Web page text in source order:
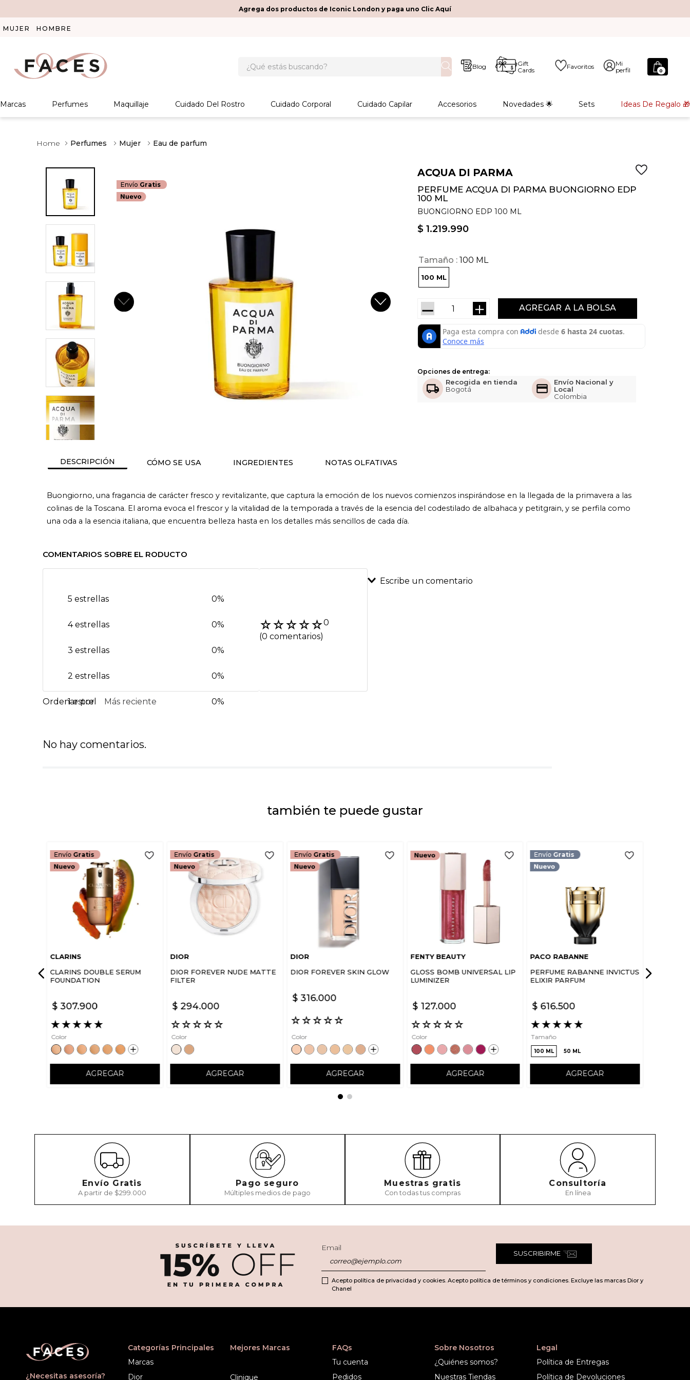
Agrega dos productos de Iconic London y paga uno Clic Aquí
MUJER HOMBRE
Blog
Gift
Cards
Favoritos
Mi
perfil
0
Marcas Perfumes Maquillaje Cuidado Del Rostro Cuidado Corporal Cuidado Capilar Accesorios Novedades 🌟 Sets Ideas De Regalo 🎁
Perfumes Mujer Eau de parfum
Envío Gratis
ACQUA DI PARMA
PERFUME ACQUA DI PARMA BUONGIORNO EDP
100 ML
BUONGIORNO EDP 100 ML
$ 1.219.990
Tamaño 100 ML
100 ML
AGREGAR
＋
－
Opciones de entrega:
Recogida en tienda
Bogotá
Envío Nacional y
Local
Colombia
DESCRIPCIÓN CÓMO SE USA INGREDIENTES NOTAS OLFATIVAS
Buongiorno, una fragancia de carácter fresco y revitalizante, que captura la emoción de los nuevos comienzos inspirándose en la llegada de la primavera a las
colinas de la Toscana. El aroma evoca el frescor y la vitalidad de la temporada a través de la esencia del codestilado de albahaca y petitgrain, y se perfila como
una oda a la esencia italiana, que encuentra belleza hasta en los detalles más sencillos de cada día.
COMENTARIOS SOBRE EL RODUCTO
☆☆☆☆☆0
(0 comentarios)
5 estrellas 0%
4 estrellas 0%
3 estrellas 0%
2 estrellas 0%
1 estrella 0%
Escribe un comentario
Más reciente
No hay comentarios.
también te puede gustar
Envío Gratis
CLARINS
CLARINS DOUBLE SERUM
FOUNDATION
$ 307.900
★★★★★
Color
AGREGAR
Envío Gratis
DIOR
DIOR FOREVER NUDE MATTE
FILTER
$ 294.000
☆☆☆☆☆
Color
AGREGAR
Envío Gratis
DIOR
DIOR FOREVER SKIN GLOW
$ 316.000
☆☆☆☆☆
Color
AGREGAR
FENTY BEAUTY
GLOSS BOMB UNIVERSAL LIP
LUMINIZER
$ 127.000
☆☆☆☆☆
Color
AGREGAR
Envío Gratis
PACO RABANNE
PERFUME RABANNE INVICTUS
ELIXIR PARFUM
$ 616.500
★★★★★
Tamaño
100 ML 50 ML
AGREGAR
Envío Gratis
A partir de $299.000
Pago seguro
Múltiples medios de pago
Muestras gratis
Con todas tus compras
Consultoría
En línea
Email
SUSCRIBIRME
Acepto política de privacidad y cookies. Acepto política de términos y condiciones. Excluye las marcas Dior y
Chanel
¿Necesitas asesoría?
Categorías Principales
Marcas
Dior
Mejores Marcas
Clinique
FAQs
Tu cuenta
Pedidos
Sobre Nosotros
¿Quiénes somos?
Nuestras Tiendas
Legal
Política de Entregas
Política de Devoluciones